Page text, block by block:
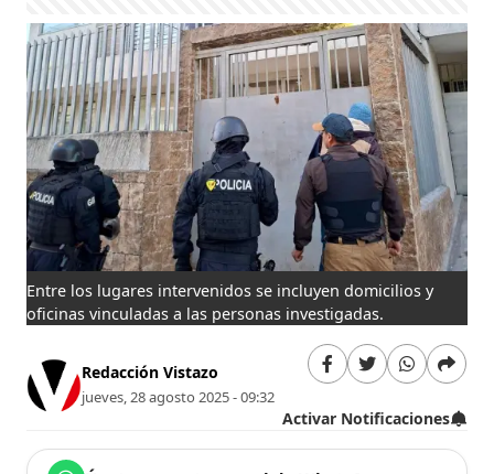
Entre los lugares intervenidos se incluyen domicilios y
oficinas vinculadas a las personas investigadas.
Redacción Vistazo
jueves, 28 agosto 2025 - 09:32
Activar Notificaciones